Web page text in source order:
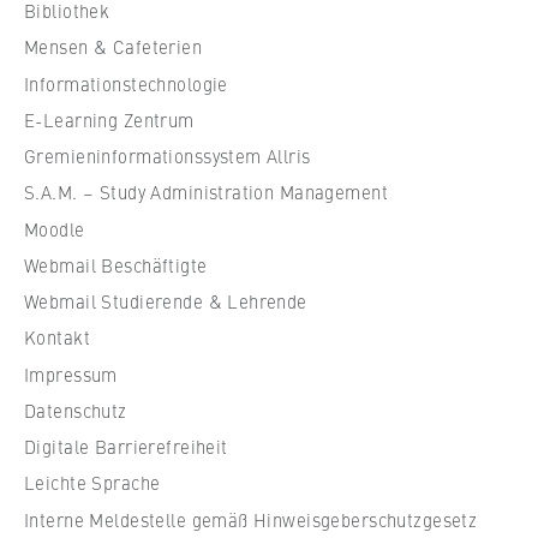
u
l
e
f
i
r
t
c
h
a
f
t
Bibliothek
Mensen & Cafeterien
Informationstechnologie
E-Learning Zentrum
Gremieninformationssystem Allris
S.A.M. – Study Administration Management
Moodle
Webmail Beschäftigte
Webmail Studierende & Lehrende
Kontakt
Impressum
Datenschutz
Digitale Barrierefreiheit
Leichte Sprache
Interne Meldestelle gemäß Hinweisgeberschutzgesetz